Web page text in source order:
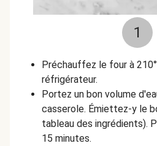
1
Préchauffez le four à
réfrigérateur.
Portez un bon volume
casserole. Émiettez-y le
tableau des ingrédients).
15 minutes.